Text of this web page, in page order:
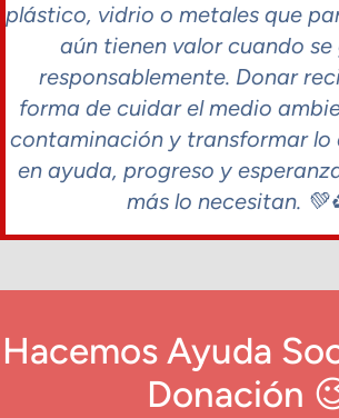
plástico, vidrio o metales que
aún tienen valor cuando
responsablemente. Donar
forma de cuidar el medio
contaminación y transformar lo
en ayuda, progreso y
más lo necesitan.
Hacemos Ayuda
Donación